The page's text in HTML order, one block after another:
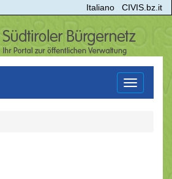
Italiano CIVIS.bz.it
Toggle
navigation